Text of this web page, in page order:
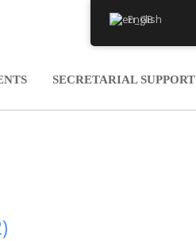
SECRETARIAL SUPPORT
English